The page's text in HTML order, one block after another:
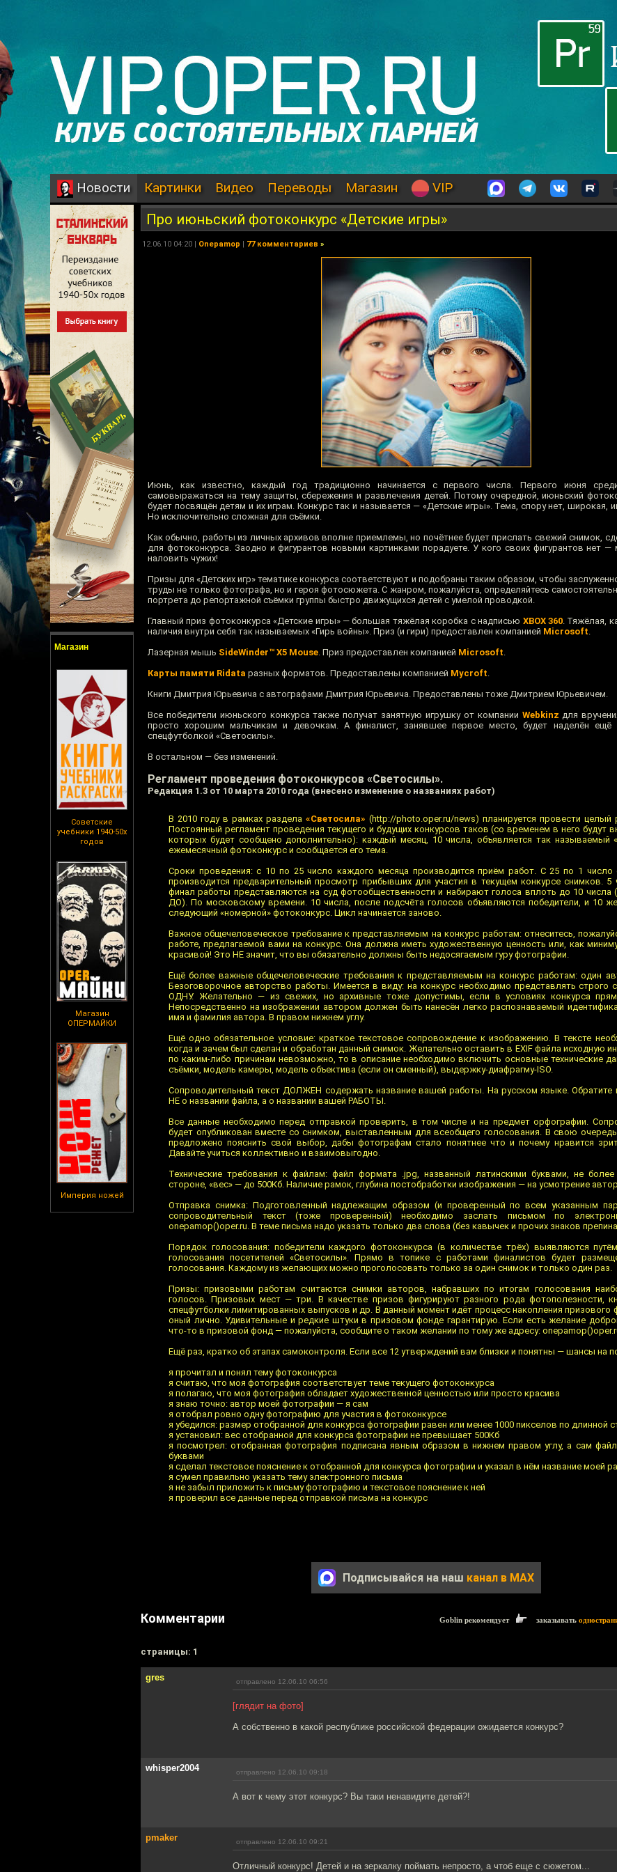
Новости Картинки Видео Переводы Магазин VIP
Магазин
Советские
учебники 1940-50х
годов
Магазин
ОПЕРМАЙКИ
Империя ножей
Про июньский фотоконкурс «Детские игры»
12.06.10 04:20 | Onepamop | 77 комментариев »
Июнь, как известно, каждый год традиционно начинается с первого числа. Первого июня
самовыражаться на тему защиты, сбережения и развлечения детей. Потому очередной, июньский
будет посвящён детям и их играм. Конкурс так и называется — «Детские игры». Тема, спору нет, широкая,
Но исключительно сложная для съёмки.
Как обычно, работы из личных архивов вполне приемлемы, но почётнее будет прислать свежий снимок,
для фотоконкурса. Заодно и фигурантов новыми картинками порадуете. У кого своих фигурантов нет
наловить чужих!
Призы для «Детских игр» тематике конкурса соответствуют и подобраны таким образом, чтобы
труды не только фотографа, но и героя фотосюжета. С жанром, пожалуйста, определяйтесь
портрета до репортажной съёмки группы быстро движущихся детей с умелой проводкой.
Главный приз фотоконкурса «Детские игры» — большая тяжёлая коробка с надписью XBOX 360. Тяжёлая,
наличия внутри себя так называемых «Гирь войны». Приз (и гири) предоставлен компанией Microsoft.
Лазерная мышь SideWinder™ X5 Mouse. Приз предоставлен компанией Microsoft.
Карты памяти Ridata разных форматов. Предоставлены компанией Mycroft.
Книги Дмитрия Юрьевича с автографами Дмитрия Юрьевича. Предоставлены тоже Дмитрием Юрьевичем.
Все победители июньского конкурса также получат занятную игрушку от компании Webkinz для
просто хорошим мальчикам и девочкам. А финалист, занявшее первое место, будет наделён ещё
спецфутболкой «Светосилы».
В остальном — без изменений.
Регламент проведения фотоконкурсов «Светосилы».
Редакция 1.3 от 10 марта 2010 года (внесено изменение о названиях работ)
В 2010 году в рамках раздела «Светосила» (http://photo.oper.ru/news) планируется провести целый
Постоянный регламент проведения текущего и будущих конкурсов таков (со временем в него будут
которых будет сообщено дополнительно): каждый месяц, 10 числа, объявляется так называемый
ежемесячный фотоконкурс и сообщается его тема.
Сроки проведения: с 10 по 25 число каждого месяца производится приём работ. С 25 по 1 число
производится предварительный просмотр прибывших для участия в текущем конкурсе снимков.
финал работы представляются на суд фотообщественности и набирают голоса вплоть до 10 числа
ДО). По московскому времени. 10 числа, после подсчёта голосов объявляются победители, и 10
следующий «номерной» фотоконкурс. Цикл начинается заново.
Важное общечеловеческое требование к представляемым на конкурс работам: отнеситесь,
работе, предлагаемой вами на конкурс. Она должна иметь художественную ценность или, как
красивой! Это НЕ значит, что вы обязательно должны быть недосягаемым гуру фотографии.
Ещё более важные общечеловеческие требования к представляемым на конкурс работам: один
Безоговорочное авторство работы. Имеется в виду: на конкурс необходимо представлять строго
ОДНУ. Желательно — из свежих, но архивные тоже допустимы, если в условиях конкурса
Непосредственно на изображении автором должен быть нанесён легко распознаваемый
имя и фамилия автора. В правом нижнем углу.
Ещё одно обязательное условие: краткое текстовое сопровождение к изображению. В тексте
когда и зачем был сделан и обработан данный снимок. Желательно оставить в EXIF файла исходную
по каким-либо причинам невозможно, то в описание необходимо включить основные технические
съёмки, модель камеры, модель объектива (если он сменный), выдержку-диафрагму-ISO.
Сопроводительный текст ДОЛЖЕН содержать название вашей работы. На русском языке. Обратите
НЕ о названии файла, а о названии вашей РАБОТЫ.
Все данные необходимо перед отправкой проверить, в том числе и на предмет орфографии.
будет опубликован вместе со снимком, выставленным для всеобщего голосования. В свою
предложено пояснить свой выбор, дабы фотографам стало понятнее что и почему нравится
Давайте учиться коллективно и взаимовыгодно.
Технические требования к файлам: файл формата .jpg, названный латинскими буквами, не
стороне, «вес» — до 500Кб. Наличие рамок, глубина постобработки изображения — на усмотрение
Отправка снимка: Подготовленный надлежащим образом (и проверенный по всем указанным
сопроводительный текст (тоже проверенный) необходимо заслать письмом по
onepamop()oper.ru. В теме письма надо указать только два слова (без кавычек и прочих знаков
Порядок голосования: победители каждого фотоконкурса (в количестве трёх) выявляются
голосования посетителей «Светосилы». Прямо в топике с работами финалистов будет
голосования. Каждому из желающих можно проголосовать только за один снимок и только один раз.
Призы: призовыми работам считаются снимки авторов, набравших по итогам голосования
голосов. Призовых мест — три. В качестве призов фигурируют разного рода фотополезности,
спецфутболки лимитированных выпусков и др. В данный момент идёт процесс накопления
оный лично. Удивительные и редкие штуки в призовом фонде гарантирую. Если есть желание
что-то в призовой фонд — пожалуйста, сообщите о таком желании по тому же адресу:
Ещё раз, кратко об этапах самоконтроля. Если все 12 утверждений вам близки и понятны — шансы на
я прочитал и понял тему фотоконкурса
я считаю, что моя фотография соответствует теме текущего фотоконкурса
я полагаю, что моя фотография обладает художественной ценностью или просто красива
я знаю точно: автор моей фотографии — я сам
я отобрал ровно одну фотографию для участия в фотоконкурсе
я убедился: размер отобранной для конкурса фотографии равен или менее 1000 пикселов по длинной
я установил: вес отобранной для конкурса фотографии не превышает 500Кб
я посмотрел: отобранная фотография подписана явным образом в нижнем правом углу, а сам
буквами
я сделал текстовое пояснение к отобранной для конкурса фотографии и указал в нём название моей
я сумел правильно указать тему электронного письма
я не забыл приложить к письму фотографию и текстовое пояснение к ней
я проверил все данные перед отправкой письма на конкурс
Подписывайся на наш канал в MAX
Комментарии Goblin рекомендует заказывать
cтраницы: 1
gres отправлено 12.06.10 06:56
[глядит на фото]
А собственно в какой республике российской федерации ожидается конкурс?
whisper2004 отправлено 12.06.10 09:18
А вот к чему этот конкурс? Вы таки ненавидите детей?!
pmaker отправлено 12.06.10 09:21
Отличный конкурс! Детей и на зеркалку поймать непросто, а чтоб еще с сюжетом...